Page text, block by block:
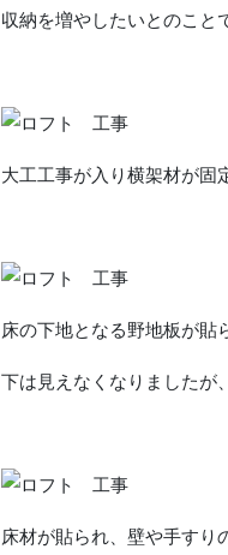
収納を増やしたいとのこと
大工工事が入り横架材が固
床の下地となる野地板が貼
下は見えなくなりましたが
床材が貼られ、壁や手すり